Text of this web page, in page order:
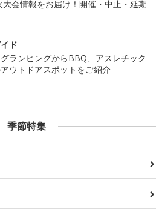
会情報をお届け！開催・中止・延期
ド
ランピングからBBQ、アスレチック
ウトドアスポットをご紹介
季節特集